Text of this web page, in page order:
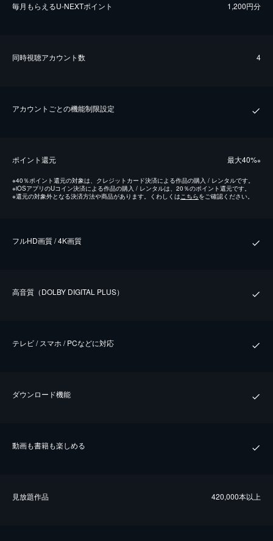
毎⽉もらえるU-NEXTポイント 1,200円分
同時視聴アカウント数 4
アカウントごとの機能制限設定
ポイント還元 最⼤40%※
※40％ポイント還元の対象は、クレジットカード決済による作品の購入 / レンタルです。
※iOSアプリのUコイン決済による作品の購入 / レンタルは、20％のポイント還元です。
※還元の対象外となる決済方法や商品があります。くわしくはこちらをご確認ください。
フルHD画質 / 4K画質
⾼⾳質（DOLBY DIGITAL PLUS）
テレビ / スマホ / PCなどに対応
ダウンロード機能
動画も書籍も楽しめる
⾒放題作品 420,000本以上